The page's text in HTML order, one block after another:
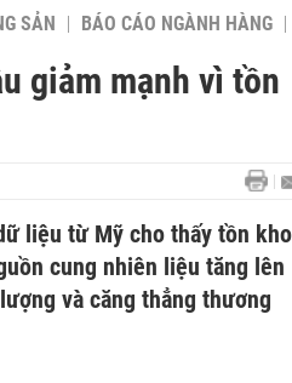
SẢN BÁO CÁO NGÀNH HÀNG
giảm mạnh vì tồn
liệu từ Mỹ cho thấy tồn kho
cung nhiên liệu tăng lên
và căng thẳng thương